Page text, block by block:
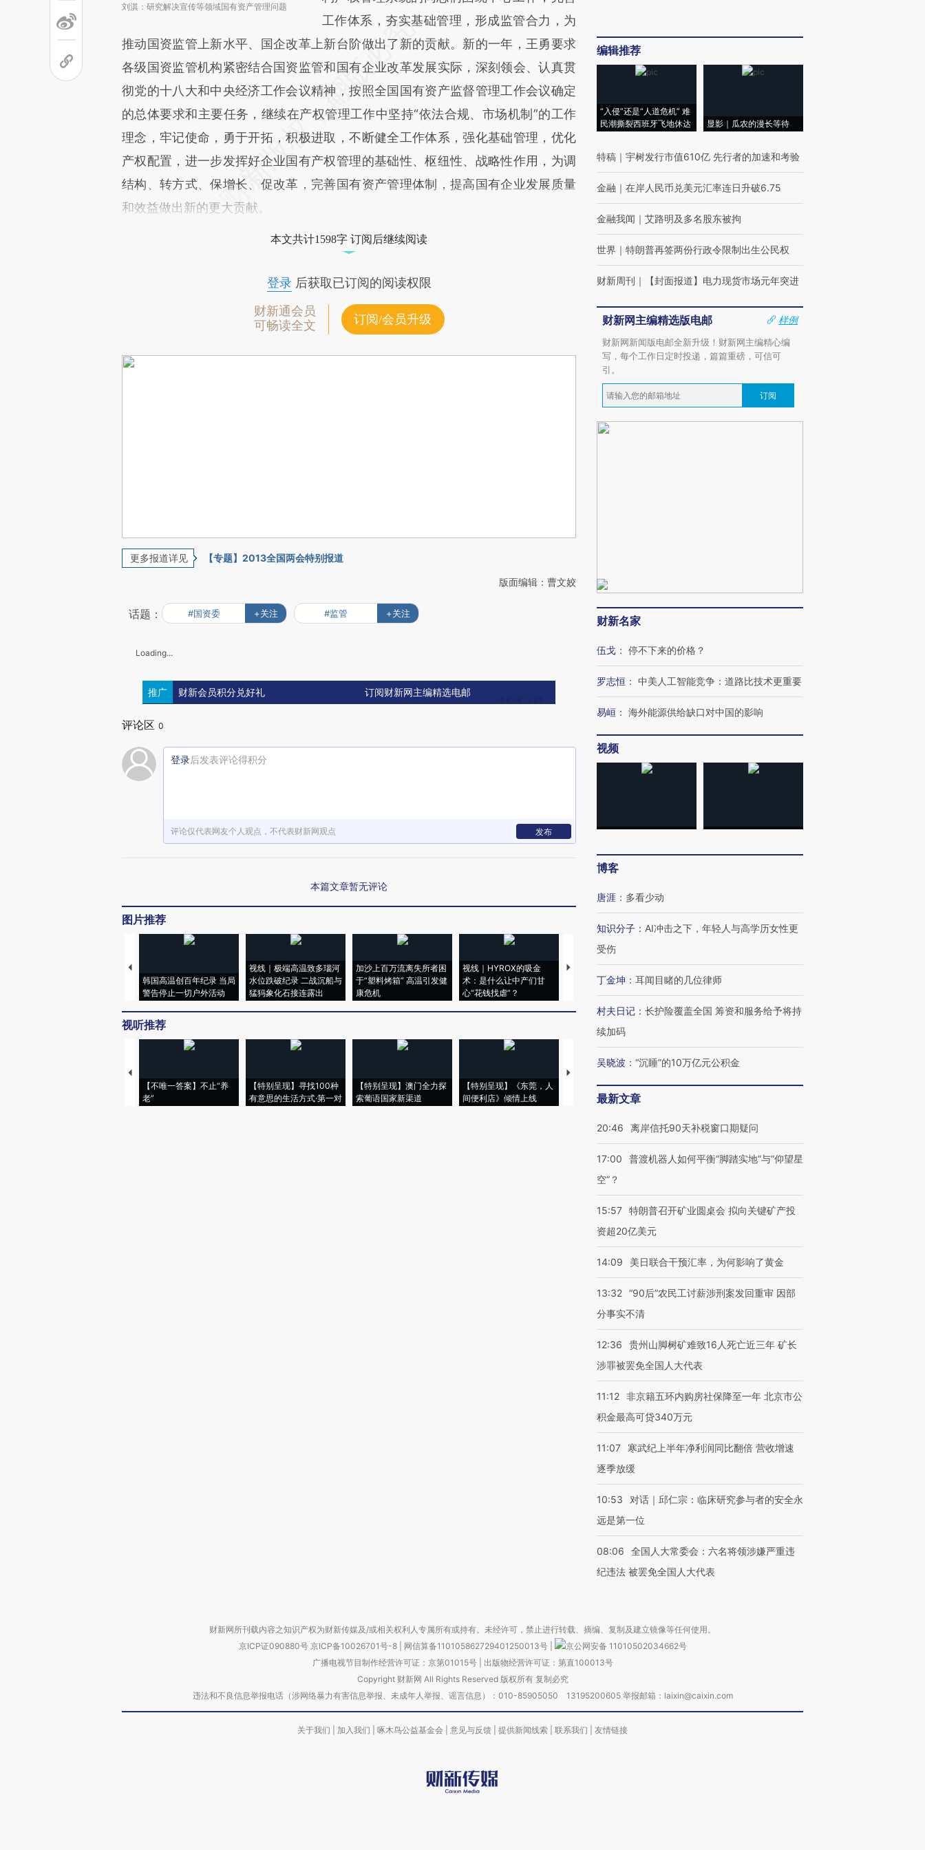
刘淇：研究解决宣传等领域国有资产管理问题
工作体系，夯实基础管理，形成监管合力，为
推动国资监管上新水平、国企改革上新台阶做出了新的贡献。新的一年，王勇要求
各级国资监管机构紧密结合国资监管和国有企业改革发展实际，深刻领会、认真贯
彻党的十八大和中央经济工作会议精神，按照全国国有资产监督管理工作会议确定
的总体要求和主要任务，继续在产权管理工作中坚持“依法合规、市场机制”的工作
理念，牢记使命，勇于开拓，积极进取，不断健全工作体系，强化基础管理，优化
产权配置，进一步发挥好企业国有产权管理的基础性、枢纽性、战略性作用，为调
结构、转方式、保增长、促改革，完善国有资产管理体制，提高国有企业发展质量
和效益做出新的更大贡献。
本文共计1598字 订阅后继续阅读
登录后获取已订阅的阅读权限
财新通会员
可畅读全文
订阅/会员升级
更多报道详见 【专题】2013全国两会特别报道
版面编辑：曹文姣
话题： #国资委 +关注 #监管 +关注
Loading...
推广 财新会员积分兑好礼 订阅财新网主编精选电邮
评论区 0
登录后发表评论得积分
评论仅代表网友个人观点，不代表财新网观点 发布
本篇文章暂无评论
图片推荐
韩国高温创百年纪录 当局
警告停止一切户外活动
视线｜极端高温致多瑙河
水位跌破纪录 二战沉船与
猛犸象化石接连露出
加沙上百万流离失所者困
于“塑料烤箱” 高温引发健
康危机
视线｜HYROX的吸金
术：是什么让中产们甘
心“花钱找虐”？
马航飞行员跨国走私7万
粒摇头丸 尿检体内含3种
视线｜被称为“蟑螂”的印
度Z世代 用街头抗争将教
育部长拱下台
视线｜“入侵”还是“人道危
飞地休达
视听推荐
【不唯一答案】不止“养
老”
【特别呈现】寻找100种
有意思的生活方式·第一对
【特别呈现】澳门全力探
索葡语国家新渠道
【特别呈现】《东莞，人
间便利店》倾情上线
【推广】走进第四届链博
会，让数智科技“链”接产
【特别呈现】寻找100种
CFO：不靠规模取胜，华
编辑推荐
“入侵”还是“人道危机” 难
民潮撕裂西班牙飞地休达
显影｜瓜农的漫长等待
特稿 ｜ 宇树发行市值610亿 先行者的加速和考验
金融 ｜ 在岸人民币兑美元汇率连日升破6.75
金融我闻 ｜ 艾路明及多名股东被拘
世界 ｜ 特朗普再签两份行政令限制出生公民权
财新周刊 ｜ 【封面报道】电力现货市场元年突进
财新网主编精选版电邮
样例
财新网新闻版电邮全新升级！财新网主编精心编
写，每个工作日定时投递，篇篇重磅，可信可
引。
订阅
财新名家
伍戈 ： 停不下来的价格？
罗志恒 ： 中美人工智能竞争：道路比技术更重要
易峘 ： 海外能源供给缺口对中国的影响
视频
博客
唐涯 ： 多看少动
知识分子 ： AI冲击之下，年轻人与高学历女性更
受伤
丁金坤 ： 耳闻目睹的几位律师
村夫日记 ： 长护险覆盖全国 筹资和服务给予将持
续加码
吴晓波 ： “沉睡”的10万亿元公积金
最新文章
20:46 离岸信托90天补税窗口期疑问
17:00
普渡机器人如何平衡“脚踏实地”与“仰望星
空”？
15:57 特朗普召开矿业圆桌会 拟向关键矿产投
资超20亿美元
14:09 美日联合干预汇率，为何影响了黄金
13:32 “90后”农民工讨薪涉刑案发回重审 因部
分事实不清
12:36
贵州山脚树矿难致16人死亡近三年 矿长
涉罪被罢免全国人大代表
11:12 非京籍五环内购房社保降至一年 北京市公
积金最高可贷340万元
11:07
寒武纪上半年净利润同比翻倍 营收增速
逐季放缓
10:53
对话｜邱仁宗：临床研究参与者的安全永
远是第一位
08:06
全国人大常委会：六名将领涉嫌严重违
纪违法 被罢免全国人大代表
财新网所刊载内容之知识产权为财新传媒及/或相关权利人专属所有或持有。未经许可，禁止进行转载、摘编、复制及建立镜像等任何使用。
京ICP证090880号 京ICP备10026701号-8 网信算备110105862729401250013号
京公网安备 11010502034662号
广播电视节目制作经营许可证：京第01015号| 出版物经营许可证：第直100013号
Copyright 财新网 All Rights Reserved 版权所有 复制必究
违法和不良信息举报电话（涉网络暴力有害信息举报、未成年人举报、谣言信息）：010-85905050 13195200605 举报邮箱：laixin@caixin.com
关于我们 加入我们 啄木鸟公益基金会 意见与反馈 提供新闻线索 联系我们 友情链接